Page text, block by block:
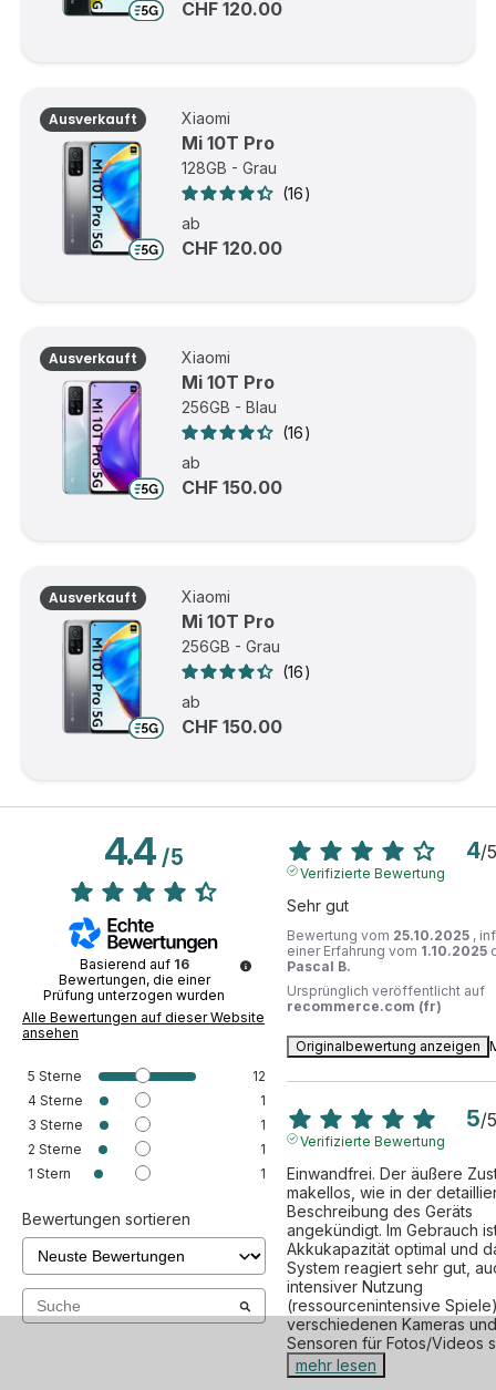
CHF 120.00
Ausverkauft Xiaomi
Mi 10T Pro
128GB - Grau
16
ab
CHF 120.00
Ausverkauft Xiaomi
Mi 10T Pro
256GB - Blau
16
ab
CHF 150.00
Ausverkauft Xiaomi
Mi 10T Pro
256GB - Grau
16
ab
CHF 150.00
4.4/5
Basierend auf 16
Bewertungen, die einer
Prüfung unterzogen wurden
Alle Bewertungen auf dieser Website
ansehen
5 Sterne
12
4 Sterne
1
3 Sterne
1
2 Sterne
1
1 Stern 1
Bewertungen sortieren
4/5
Verifizierte Bewertung
Sehr gut
Bewertung vom 25.10.2025 ,
einer Erfahrung vom 1.10.2025
Pascal B.
Ursprünglich veröffentlicht auf
recommerce.com (fr)
Originalbewertung anzeigen
5/5
Verifizierte Bewertung
Einwandfrei. Der äußere
makellos, wie in der
Beschreibung des Geräts
angekündigt. Im Gebrauch
Akkukapazität optimal und
System reagiert sehr gut,
intensiver Nutzung
(ressourcenintensive
verschiedenen Kameras und
Sensoren für Fotos/Videos
mehr lesen